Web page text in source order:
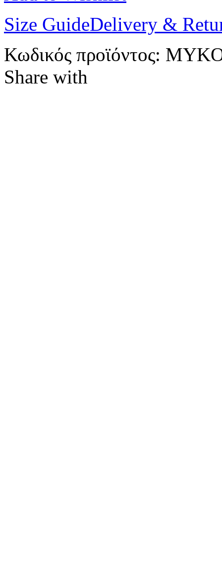
Size GuideDelivery &
Κωδικός προϊόντος:
Share with